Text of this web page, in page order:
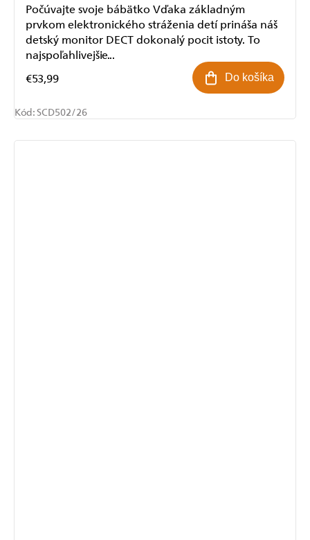
€53,99 Do košíka
Počúvajte svoje bábätko Vďaka základným
prvkom elektronického stráženia detí prináša náš
detský monitor DECT dokonalý pocit istoty. To
najspoľahlivejšie...
Kód:SCD502/26